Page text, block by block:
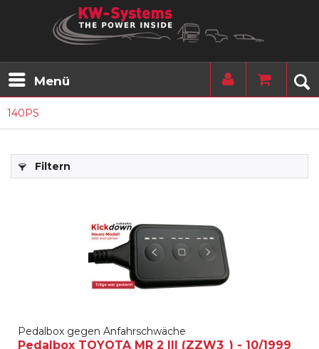
Menü
140PS
Filtern
Pedalbox gegen Anfahrschwäche
Pedalbox TOYOTA MR 2 III (ZZW3_) - 10/1999